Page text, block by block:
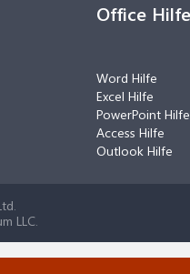
Office
Word Hilfe
Excel Hilfe
PowerPoint Hilfe
Access Hilfe
Outlook Hilfe
LLC.